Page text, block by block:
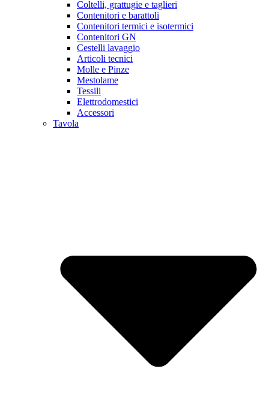
Coltelli, grattugie e taglieri
Contenitori e barattoli
Contenitori termici e isotermici
Contenitori GN
Cestelli lavaggio
Articoli tecnici
Molle e Pinze
Mestolame
Tessili
Elettrodomestici
Accessori
Tavola